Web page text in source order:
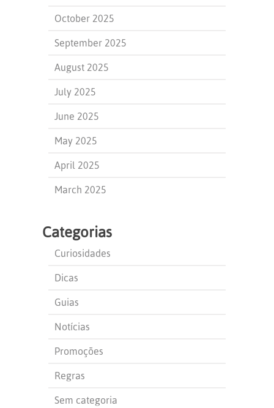
October 2025
September 2025
August 2025
July 2025
June 2025
May 2025
April 2025
March 2025
Categorias
Curiosidades
Dicas
Guias
Notícias
Promoções
Regras
Sem categoria